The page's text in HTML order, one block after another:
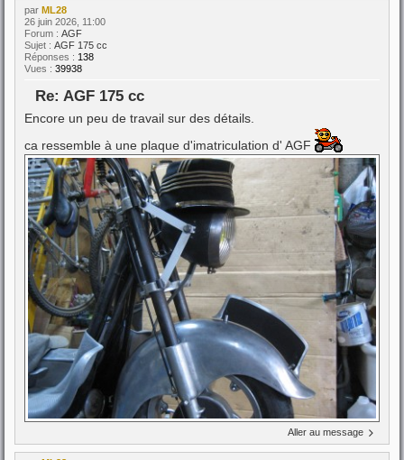
par ML28
26 juin 2026, 11:00
Forum : AGF
Sujet : AGF 175 cc
Réponses : 138
Vues : 39938
Re: AGF 175 cc
Encore un peu de travail sur des détails.
ca ressemble à une plaque d'imatriculation d' AGF
Aller au message